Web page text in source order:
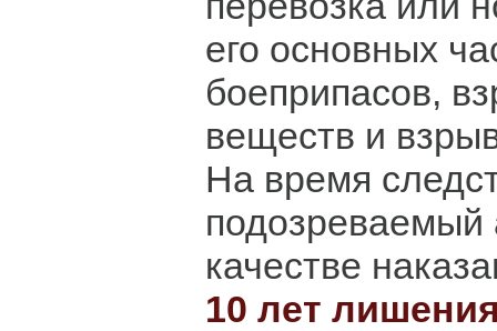
его основных
боеприпасов,
веществ и
На время
подозреваемый
качестве
10 лет